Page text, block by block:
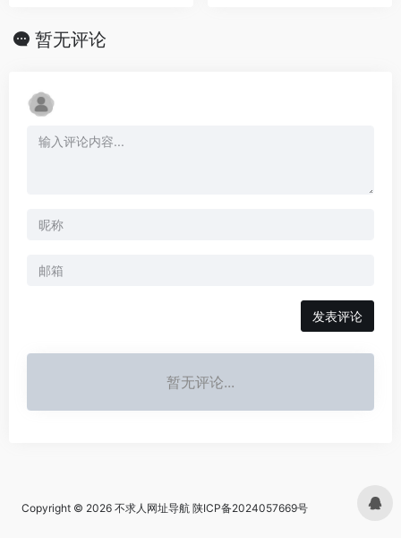
暂无评论
发表评论
暂无评论...
Copyright © 2026 不求人网址导航 陕ICP备2024057669号